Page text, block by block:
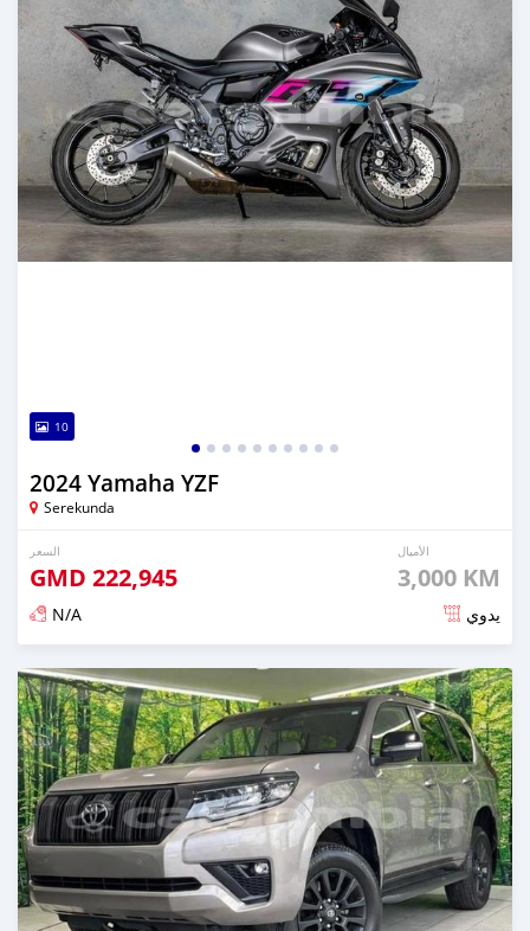
10
2024 Yamaha YZF
Serekunda
السعر
GMD 222,945
الأميال
3,000 KM
N/A يدوي
تم النشر منذ 5 أشهر مضت